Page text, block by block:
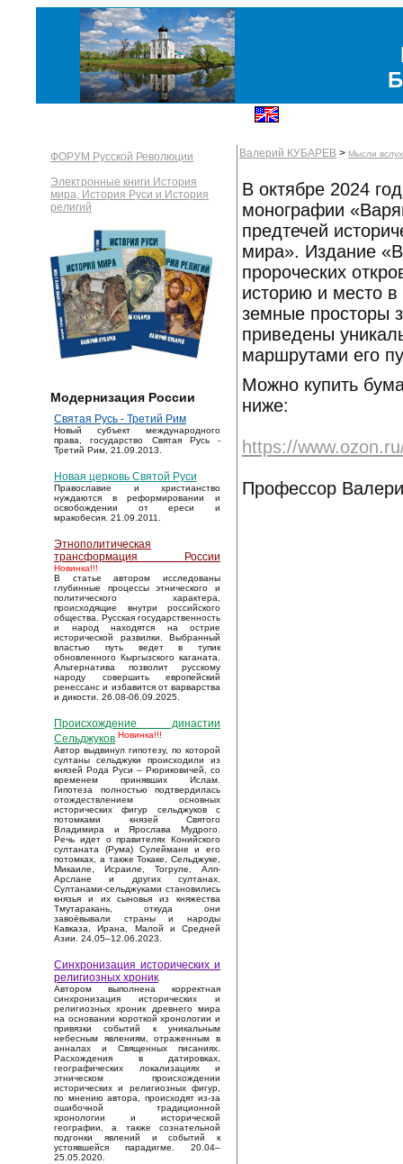
ФОРУМ Русской Революции
Электронные книги История
мира, История Руси и История
религий
Модернизация России
Святая Русь - Третий Рим
Новый субъект международного
права, государство Святая Русь -
Третий Рим, 21.09.2013.
Новая церковь Святой Руси
Православие и христианство
нуждаются в реформировании и
освобождении от ереси и
мракобесия. 21.09.2011.
Этнополитическая
трансформация России
Новинка!!!
В статье автором исследованы
глубинные процессы этнического и
политического характера,
происходящие внутри российского
общества. Русская государственность
и народ находятся на острие
исторической развилки. Выбранный
властью путь ведет в тупик
обновленного Кыргызского каганата.
Альтернатива позволит русскому
народу совершить европейский
ренессанс и избавится от варварства
и дикости. 26.08-06.09.2025.
Происхождение династии
Сельджуков Новинка!!!
Автор выдвинул гипотезу, по которой
султаны сельджуки происходили из
князей Рода Руси – Рюриковичей, со
временем принявших Ислам.
Гипотеза полностью подтвердилась
отождествлением основных
исторических фигур сельджуков с
потомками князей Святого
Владимира и Ярослава Мудрого.
Речь идет о правителях Конийского
султаната (Рума) Сулеймане и его
потомках, а также Токаке, Сельджуке,
Микаиле, Исраиле, Тогруле, Алп-
Арслане и других султанах.
Султанами-сельджуками становились
князья и их сыновья из княжества
Тмутаракань, откуда они
завоёвывали страны и народы
Кавказа, Ирана, Малой и Средней
Азии. 24.05–12.06.2023.
Синхронизация исторических и
религиозных хроник
Автором выполнена корректная
синхронизация исторических и
религиозных хроник древнего мира
на основании короткой хронологии и
привязки событий к уникальным
небесным явлениям, отраженным в
анналах и Священных писаниях.
Расхождения в датировках,
географических локализациях и
этническом происхождении
исторических и религиозных фигур,
по мнению автора, происходят из-за
ошибочной традиционной
хронологии и исторической
географии, а также сознательной
подгонки явлений и событий к
устоявшейся парадигме. 20.04–
25.05.2020.
Валерий КУБАРЕВ > Мысли
В октябре 2024
монографии
предтечей
мира». Издание
пророческих
историю и место
земные просторы
приведены
маршрутами его
Можно купить
ниже:
https://
Профессор